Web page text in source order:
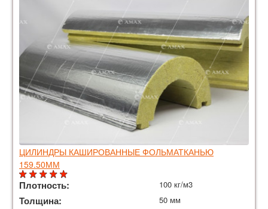
ЦИЛИНДРЫ КАШИРОВАННЫЕ ФОЛЬМАТКАНЬЮ
159.50ММ
Плотность: 100 кг/м3
Толщина: 50 мм